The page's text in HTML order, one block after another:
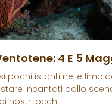
4 E 5
pochi istanti nelle
incantati dallo
nostri occhi